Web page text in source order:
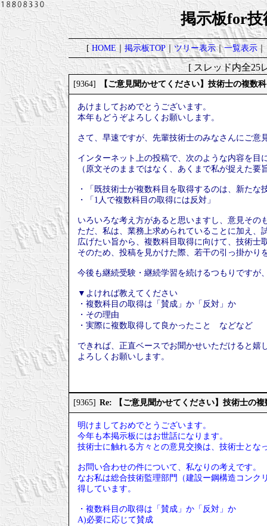
掲示板for技
[HOME｜掲示板TOP｜ツリー表示｜一覧表示｜
[ スレッド内全
[9364] 【ご意見聞かせてください】技術士の複数
あけましておめでとうございます。
本年もどうぞよろしくお願いします。
さて、早速ですが、先輩技術士のみなさんにご意
インターネット上の投稿で、次のような内容を目
（原文そのままではなく、あくまで私が捉えた要
・「既技術士が複数科目を取得するのは、新たな
・「1人で複数科目の取得には反対」
いろいろな考え方があると思いますし、意見その
ただ、私は、業務上求められていることに加え
広げたい旨から、複数科目取得に向けて、技術士
そのため、投稿を見かけた際、若干の引っ掛かり
今後も継続受験・継続学習を続けるつもりですが
▼よければ教えてください
・複数科目の取得は「賛成」か「反対」か
・その理由
・実際に複数取得して良かったこと などなど
できれば、正直ベースでお聞かせいただけると嬉
よろしくお願いします。
[9365] Re: 【ご意見聞かせてください】技術士の
明けましておめでとうございます。
今年も本掲示板にはお世話になります。
技術士に触れる方々との意見交換は、技術士とな
お問い合わせの件について、私なりの考えです。
なお私は総合技術監理部門（建設ー鋼構造コン
得しています。
・複数科目の取得は「賛成」か「反対」か
A)必要に応じて賛成